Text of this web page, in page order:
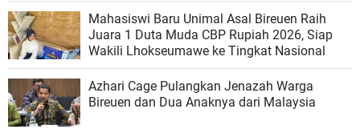
Mahasiswi Baru Unimal Asal Bireuen Raih
Juara 1 Duta Muda CBP Rupiah 2026, Siap
Wakili Lhokseumawe ke Tingkat Nasional
Azhari Cage Pulangkan Jenazah Warga
Bireuen dan Dua Anaknya dari Malaysia